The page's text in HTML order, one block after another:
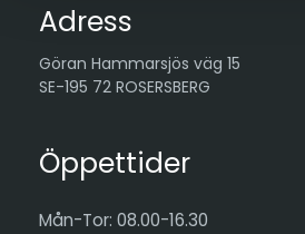
Adress
Göran Hammarsjös väg 15
SE-195 72 ROSERSBERG
Öppettider
Mån-Tor: 08.00-16.30